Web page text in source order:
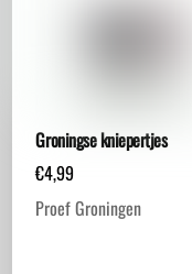
Groningse kniepertjes
€4,99
Proef Groningen